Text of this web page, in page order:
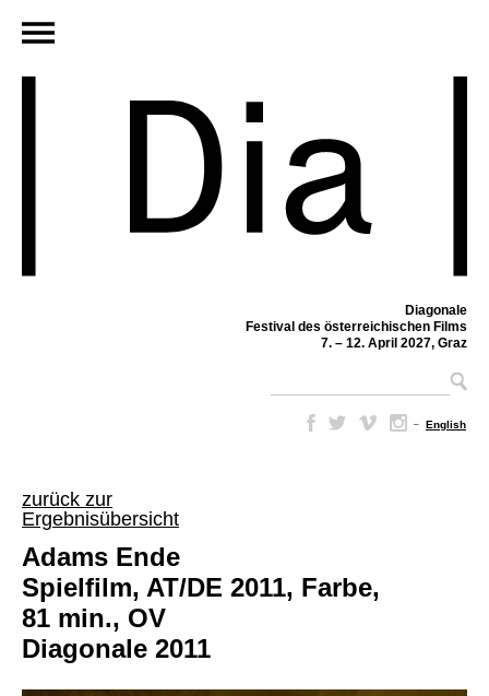
Diagonale
Festival des österreichischen Films
7. – 12. April 2027, Graz
– English
zurück zur
Ergebnisübersicht
Adams Ende
Spielfilm, AT/DE 2011, Farbe,
81 min., OV
Diagonale 2011